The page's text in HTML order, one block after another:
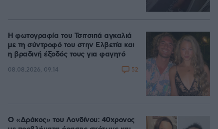
Η φωτογραφία του Τσιτσιπά αγκαλιά
με τη σύντροφό του στην Ελβετία και
η βραδινή έξοδός τους για φαγητό
08.08.2026, 09:14 52
Ο «Δράκος» του Λονδίνου: 40χρονος